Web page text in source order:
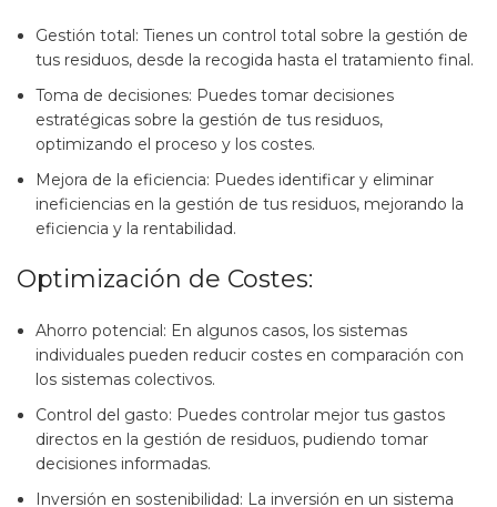
Gestión total: Tienes un control total sobre la gestión de
tus residuos, desde la recogida hasta el tratamiento final.
Toma de decisiones: Puedes tomar decisiones
estratégicas sobre la gestión de tus residuos,
optimizando el proceso y los costes.
Mejora de la eficiencia: Puedes identificar y eliminar
ineficiencias en la gestión de tus residuos, mejorando la
eficiencia y la rentabilidad.
Optimización de Costes:
Ahorro potencial: En algunos casos, los sistemas
individuales pueden reducir costes en comparación con
los sistemas colectivos.
Control del gasto: Puedes controlar mejor tus gastos
directos en la gestión de residuos, pudiendo tomar
decisiones informadas.
Inversión en sostenibilidad: La inversión en un sistema